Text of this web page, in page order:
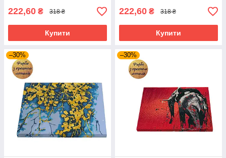
222,60 ₴ 318 ₴
Купити
222,60 ₴ 318 ₴
Купити
–30% –30%